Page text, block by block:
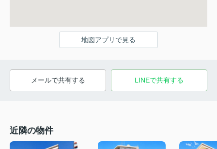
地図アプリで見る
メールで共有する LINEで共有する
近隣の物件